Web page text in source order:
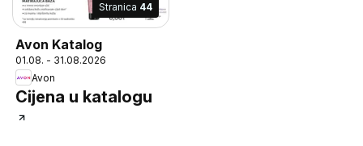
Stranica 44
Avon Katalog
01.08. - 31.08.2026
Avon
Cijena u katalogu